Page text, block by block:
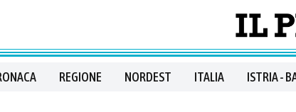
REGIONE NORDEST ITALIA ISTRIA -